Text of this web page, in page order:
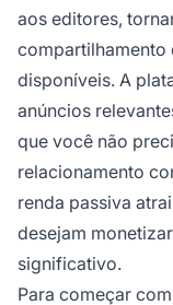
aos editores,
compartilhamento
disponíveis. A
anúncios
que você não
relacionamento
renda passiva
desejam
significativo.
Para começar